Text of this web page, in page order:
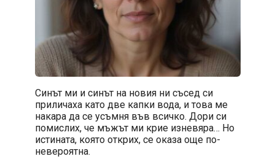
Синът ми и синът на новия ни съсед си
приличаха като две капки вода, и това ме
накара да се усъмня във всичко. Дори си
помислих, че мъжът ми крие изневяра… Но
истината, която открих, се оказа още по-
невероятна.